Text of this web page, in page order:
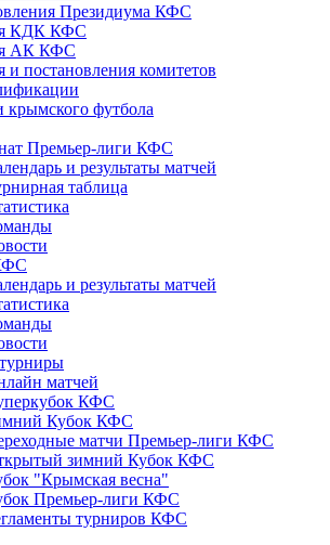
Президиума КФС
КДК КФС
АК КФС
и постановления комитетов
крымского футбола
Премьер-лиги КФС
и результаты матчей
таблица
и результаты матчей
матчей
КФС
Кубок КФС
матчи Премьер-лиги КФС
зимний Кубок КФС
"Крымская весна"
Премьер-лиги КФС
турниров КФС